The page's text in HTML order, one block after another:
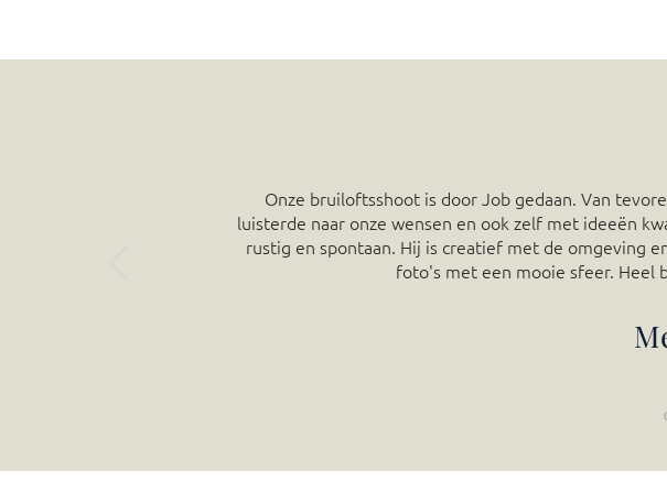
Onze bruiloftsshoot is door Job gedaan. Van
luisterde naar onze wensen en ook zelf met ideeën
rustig en spontaan. Hij is creatief met de omgeving
foto's met een mooie sfeer. Heel